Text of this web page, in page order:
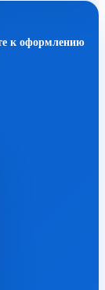
к оформлению